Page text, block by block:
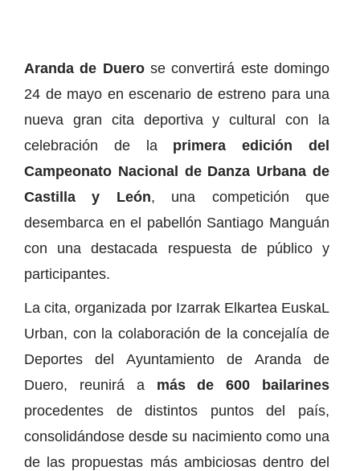
Aranda de Duerose convertirá este domingo
24 de mayo en escenario de estreno para una
nueva gran cita deportiva y cultural con la
celebración de la primera edición del
Campeonato Nacional de Danza Urbana de
Castilla y León, una competición que
desembarca en el pabellón Santiago Manguán
con una destacada respuesta de público y
participantes.
La cita, organizada por Izarrak Elkartea EuskaL
Urban, con la colaboración de la concejalía de
Deportes del Ayuntamiento de Aranda de
Duero, reunirá a más de 600 bailarines
procedentes de distintos puntos del país,
consolidándose desde su nacimiento como una
de las propuestas más ambiciosas dentro del